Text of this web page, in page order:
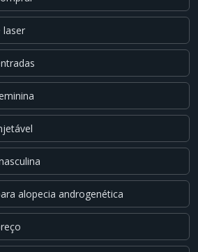
laser
alopecia androgenética